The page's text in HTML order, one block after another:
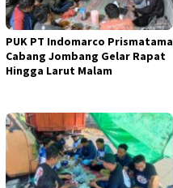
PUK PT Indomarco Prismatama
Cabang Jombang Gelar Rapat
Hingga Larut Malam